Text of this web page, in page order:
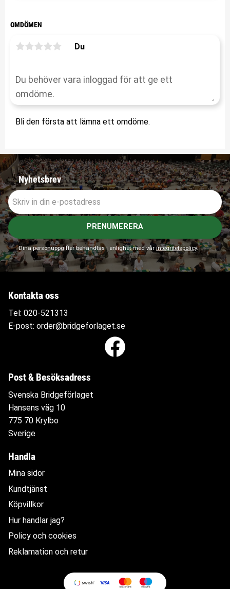
OMDÖMEN
Du
Bli den första att lämna ett omdöme.
Nyhetsbrev
PRENUMERERA
Dina personuppgifter behandlas i enlighet med vår integritetspolicy.
Kontakta oss
Tel: 020-521313
E-post: order@bridgeforlaget.se
Post & Besöksadress
Svenska Bridgeförlaget
Hansens väg 10
775 70 Krylbo
Sverige
Handla
Mina sidor
Kundtjänst
Köpvillkor
Hur handlar jag?
Policy och cookies
Reklamation och retur